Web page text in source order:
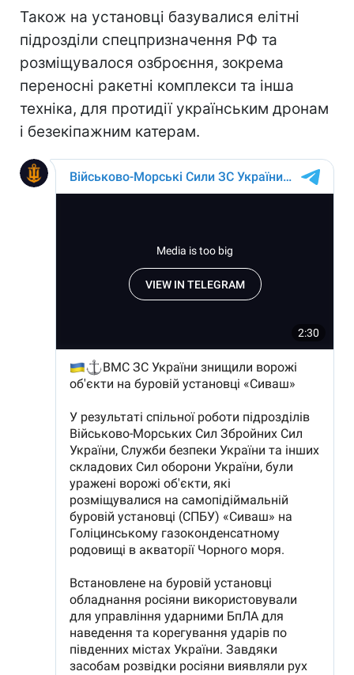
Також на установці базувалися елітні
підрозділи спецпризначення РФ та
розміщувалося озброєння, зокрема
переносні ракетні комплекси та інша
техніка, для протидії українським дронам
і безекіпажним катерам.